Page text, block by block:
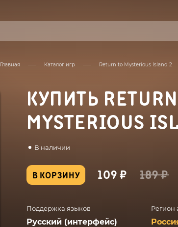
Главная Каталог игр Return to Mysterious Island 2
КУПИТЬ
MYSTERIOUS
В наличии
В КОРЗИНУ 109 ₽ 189 ₽
Поддержка языков
Русский (интерфейс)
Регион